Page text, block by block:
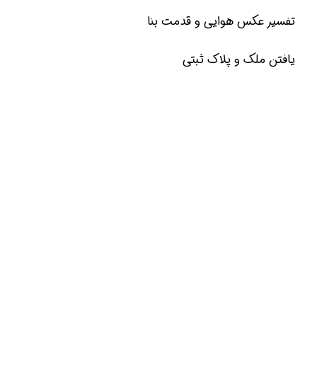
تفسیر عکس هوایی و قدمت بنا
یافتن ملک و پلاک ثبتی